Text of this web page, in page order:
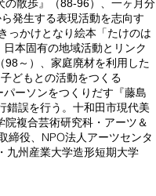
の散歩』（88-96）、一ヶ月分
発生する表現活動を志向す
っかけとなり絵本「たけのは
本固有の地域活動とリンク
98～）、家庭廃材を利用した
どもとの活動をつくる
ーソンをつくりだす『藤島
錯誤を行う。十和田市現代美
複合芸術研究科・アーツ＆
役、 NPO法人アーツセンタ
九州産業大学造形短期大学